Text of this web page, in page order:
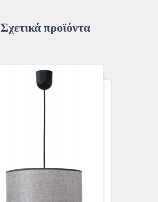
Σχετικά προϊόντα